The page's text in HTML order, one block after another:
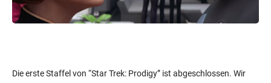
Die erste Staffel von “Star Trek: Prodigy” ist abgeschlossen. Wir